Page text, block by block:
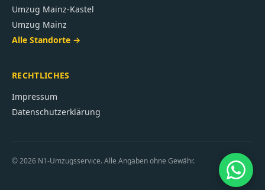
Umzug Mainz-Kastel
Umzug Mainz
Alle Standorte →
RECHTLICHES
Impressum
Datenschutzerklärung
©2026 N1-Umzugsservice. Alle Angaben ohne Gewähr.